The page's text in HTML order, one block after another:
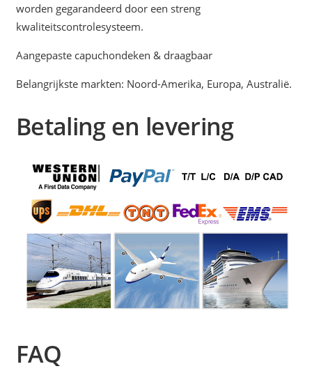
worden gegarandeerd door een streng
kwaliteitscontrolesysteem.
Aangepaste capuchondeken & draagbaar
Belangrijkste markten: Noord-Amerika, Europa, Australië.
Betaling en levering
FAQ